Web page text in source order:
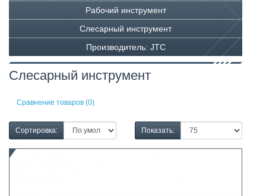
Рабочий инструмент
Слесарный инструмент
Производитель: JTC
Слесарный инструмент
Сравнение товаров (0)
Сортировка: Показать: